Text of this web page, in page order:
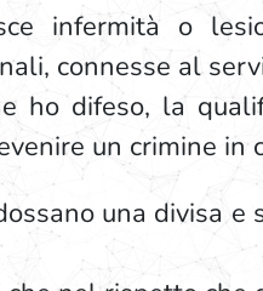
infermità o
connesse al
ho difeso, la
un crimine in
una divisa e